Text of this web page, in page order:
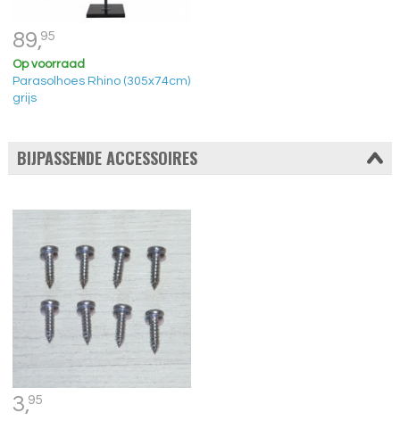
89,95
Op voorraad
Parasolhoes Rhino (305x74cm)
grijs
BIJPASSENDE ACCESSOIRES
3,95